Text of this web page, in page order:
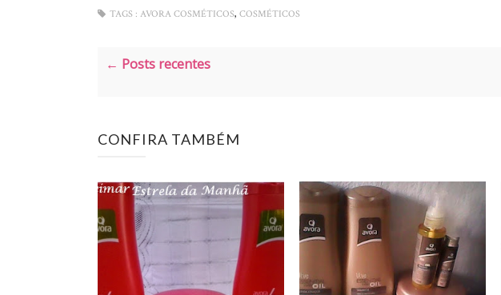
TAGS : AVORA COSMÉTICOS, COSMÉTICOS
← Posts recentes
CONFIRA TAMBÉM